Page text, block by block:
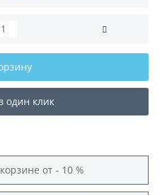
один клик
от - 10 %